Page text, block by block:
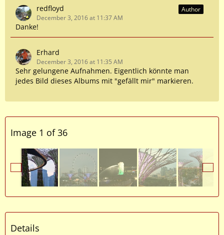
redfloyd
December 3, 2016 at 11:37 AM
Author
Danke!
Erhard
December 3, 2016 at 11:35 AM
Sehr gelungene Aufnahmen. Eigentlich könnte man
jedes Bild dieses Albums mit "gefällt mir" markieren.
Image 1 of 36
Details